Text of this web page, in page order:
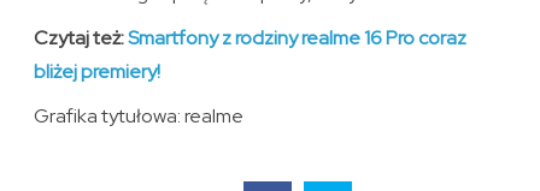
Czytaj też:Smartfony z rodziny realme 16 Pro coraz
bliżej premiery!
Grafika tytułowa: realme